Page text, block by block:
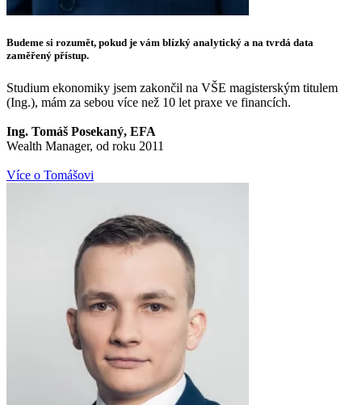
Budeme si rozumět, pokud je vám blízký analytický a na tvrdá data
zaměřený přístup.
Studium ekonomiky jsem zakončil na VŠE magisterským titulem
(Ing.), mám za sebou více než 10 let praxe ve financích.
Ing. Tomáš Posekaný, EFA
Wealth Manager, od roku 2011
Více o Tomášovi